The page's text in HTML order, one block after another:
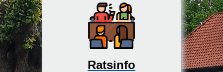
Ratsinfo